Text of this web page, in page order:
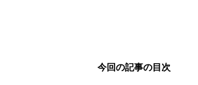
今回の記事の目次